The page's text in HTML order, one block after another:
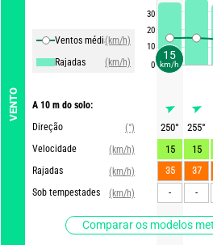
VENTO
Ventos média(km/h)
Rajadas
(km/h)
A 10 m do solo:
Direção
(°)
Velocidade
(km/h)
Rajadas
(km/h)
Sob tempestades
(km/h)
Comparar os modelos
30
20
10
0
250° 255°
15
15
35
37
-
-
15
km/h